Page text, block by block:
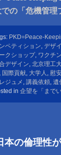
での「危機管
PKD=Peace-
ペティション, デザ
クショップ, ワクチ
デザイン, 北京理工
, 国際貢献, 大学人 , 慰
ジュメ , 講義依頼, 遺
in 企望を「まで
本の倫理性